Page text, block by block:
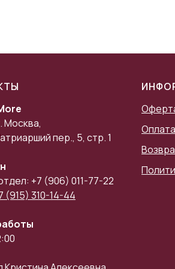
Москва,
пер., 5, стр. 1
+7 (906) 011-77-22
(915) 310-14-44